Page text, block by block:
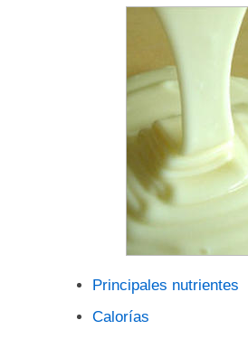
Principales nutrientes
Calorías